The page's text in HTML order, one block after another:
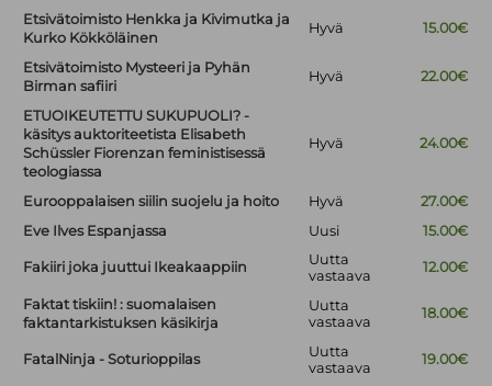
Etsivätoimisto Henkka ja Kivimutka ja
Kurko Kökköläinen
Hyvä 15.00€
Etsivätoimisto Mysteeri ja Pyhän
Birman safiiri
Hyvä 22.00€
ETUOIKEUTETTU SUKUPUOLI? -
käsitys auktoriteetista Elisabeth
Schüssler Fiorenzan feministisessä
teologiassa
Hyvä 24.00€
Eurooppalaisen siilin suojelu ja hoito Hyvä
27.00€
Eve Ilves Espanjassa
Uusi 15.00€
Fakiiri joka juuttui Ikeakaappiin
Uutta
vastaava
12.00€
Faktat tiskiin! : suomalaisen
faktantarkistuksen käsikirja
Uutta
vastaava
18.00€
FatalNinja - Soturioppilas
Uutta
vastaava
19.00€